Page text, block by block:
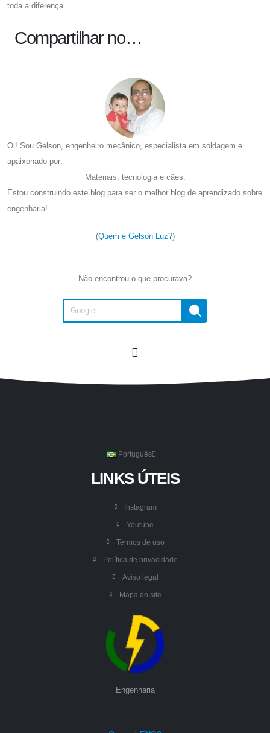
toda a diferença.
Compartilhar no…
Oi! Sou Gelson, engenheiro mecânico, especialista em soldagem e
apaixonado por:
Materiais, tecnologia e cães.
Estou construindo este blog para ser o melhor blog de aprendizado sobre
engenharia!
(Quem é Gelson Luz?)
Não encontrou o que procurava?
Português
LINKS ÚTEIS
Instagram
Youtube
Termos de uso
Política de privacidade
Aviso legal
Mapa do site
Engenharia